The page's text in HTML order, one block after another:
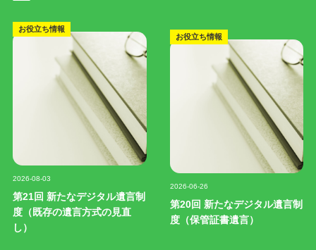
お役立ち情報
2026-08-03
第21回 新たなデジタル遺言制
度（既存の遺言方式の見直
し）
お役立ち情報
2026-06-26
第20回 新たなデジタル遺言制
度（保管証書遺言）